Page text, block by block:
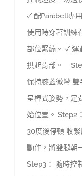
✓ 配Parabell專
使用時穿著訓練
部位緊繃。 ✓ 運
拱起背部。
保持膝蓋微彎
呈棒式姿勢，足
始位置。 Step2
30度後停頓 收
動作，將雙腿朝
Step3： 隨時控